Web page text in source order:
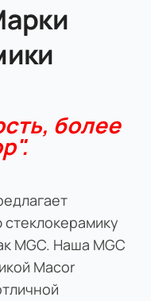
более
MGC. Наша MGC
Macor